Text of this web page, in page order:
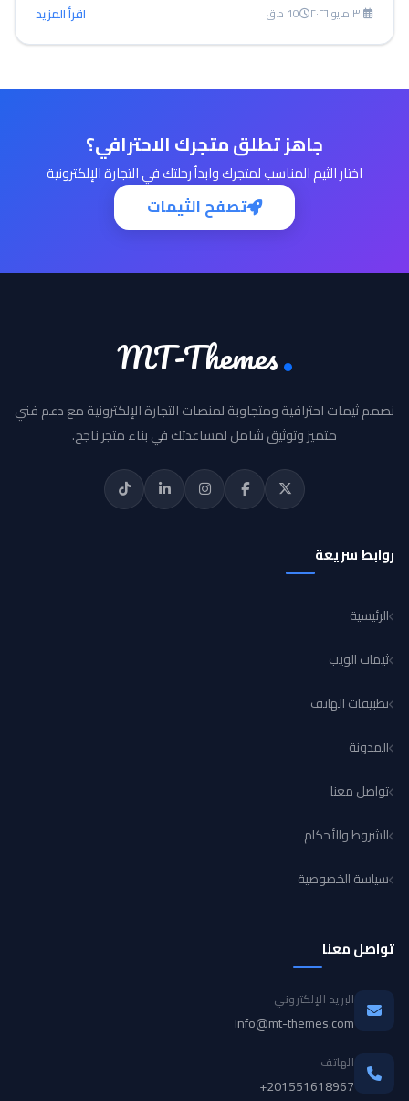
٣١ مايو ٢٠٢٦ 10 د.ق اقرأ المزيد
جاهز تطلق متجرك الاحترافي؟
اختار الثيم المناسب لمتجرك وابدأ رحلتك في التجارة الإلكترونية
تصفح الثيمات
MT-Themes
نصمم ثيمات احترافية ومتجاوبة لمنصات التجارة الإلكترونية مع دعم فني
متميز وتوثيق شامل لمساعدتك في بناء متجر ناجح.
روابط سريعة
الرئيسية
ثيمات الويب
تطبيقات الهاتف
المدونة
تواصل معنا
الشروط والأحكام
سياسة الخصوصية
تواصل معنا
البريد الإلكتروني
info@mt-themes.com
الهاتف
+201551618967